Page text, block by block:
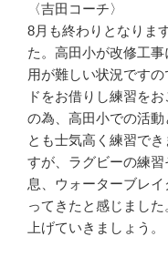
〈吉田コーチ〉
8月も終わりとなりま
た。高田小が改修工
用が難しい状況です
ドをお借りし練習を
の為、高田小での活
とも士気高く練習で
すが、ラグビーの練
息、ウォーターブレ
ってきたと感じまし
上げていきましょう。